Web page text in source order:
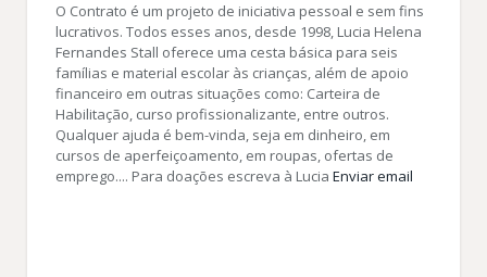
O Contrato é um projeto de iniciativa pessoal e sem fins
lucrativos. Todos esses anos, desde 1998, Lucia Helena
Fernandes Stall oferece uma cesta básica para seis
famílias e material escolar às crianças, além de apoio
financeiro em outras situações como: Carteira de
Habilitação, curso profissionalizante, entre outros.
Qualquer ajuda é bem-vinda, seja em dinheiro, em
cursos de aperfeiçoamento, em roupas, ofertas de
emprego.... Para doações escreva à Lucia Enviar email